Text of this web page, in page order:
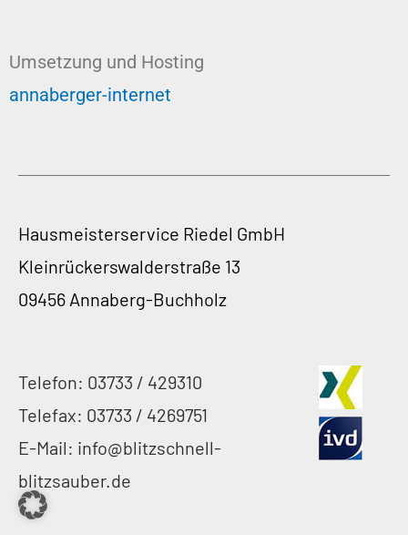
Umsetzung und Hosting
annaberger-internet
Hausmeisterservice Riedel GmbH
Kleinrückerswalderstraße 13
09456 Annaberg-Buchholz
Telefon: 03733 / 429310
Telefax: 03733 / 4269751
E-Mail: info@blitzschnell-
blitzsauber.de